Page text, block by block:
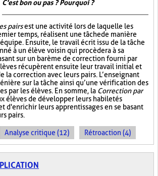
C'est bon ou pas ? Pourquoi ?
pairsest une activité lors de laquelle les
temps, réalisent une tâche de manière
Ensuite, le travail écrit issu de la tâche
à un élève voisin qui procèdera à sa
sur un barème de correction fourni par
récupèrent ensuite leur travail initial et
la correction avec leurs pairs. L’enseignant
sur la tâche ainsi qu’une vérification des
par les élèves. En somme, la Correction par
élèves de développer leurs habiletés
d'enrichir leurs apprentissages en se basant
pairs.
Analyse critique (12) Rétroaction (4)